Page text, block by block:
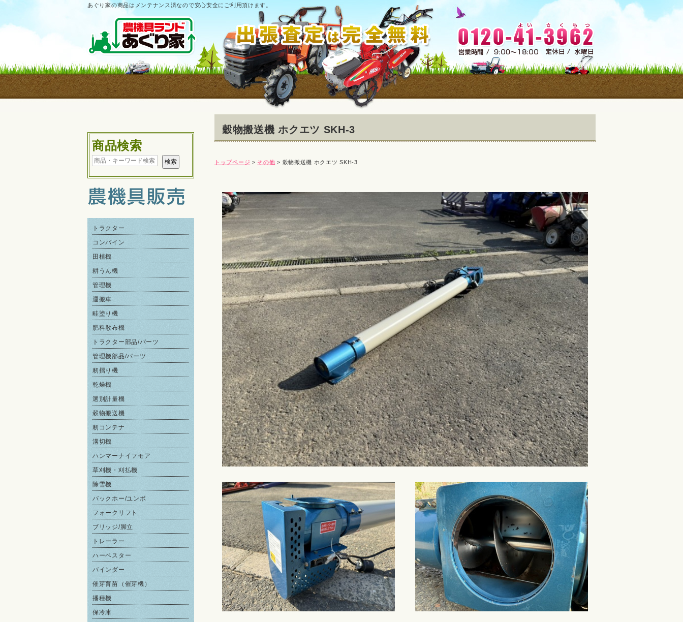
あぐり家の商品はメンテナンス済なので安心安全にご利用頂けます。
商品検索
トラクター
コンバイン
田植機
耕うん機
管理機
運搬車
畦塗り機
肥料散布機
トラクター部品/パーツ
管理機部品/パーツ
籾摺り機
乾燥機
選別計量機
穀物搬送機
籾コンテナ
溝切機
ハンマーナイフモア
草刈機・刈払機
除雪機
バックホー/ユンボ
フォークリフト
ブリッジ/脚立
トレーラー
ハーベスター
バインダー
催芽育苗（催芽機）
播種機
保冷庫
穀物搬送機 ホクエツ SKH-3
トップページ > その他 > 穀物搬送機 ホクエツ SKH-3